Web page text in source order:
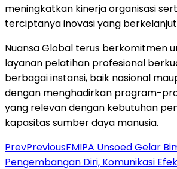
meningkatkan kinerja organisasi
terciptanya inovasi yang
Nuansa Global terus berkomitmen
layanan pelatihan profesional
berbagai instansi, baik nasional
dengan menghadirkan program-
yang relevan dengan kebutuhan
kapasitas sumber daya manusia.
PrevPreviousFMIPA Unsoed Gelar
Pengembangan Diri, Komunikasi